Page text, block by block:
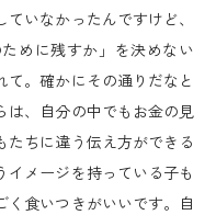
いなかったんですけど、
めに残すか」を決めない
て。確かにその通りだなと
は、自分の中でもお金の見
ちに違う伝え方ができる
イメージを持っている子も
く食いつきがいいです。自